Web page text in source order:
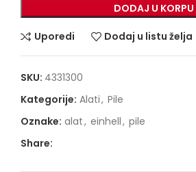
DODAJ U KORPU
Uporedi Dodaj u listu želja
SKU: 4331300
Kategorije: Alati, Pile
Oznake: alat, einhell, pile
Share: